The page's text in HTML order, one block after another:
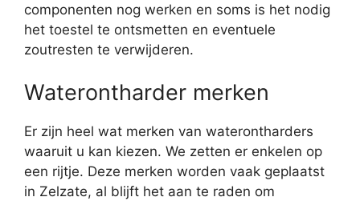
componenten nog werken en soms is het nodig
het toestel te ontsmetten en eventuele
zoutresten te verwijderen.
Waterontharder merken
Er zijn heel wat merken van waterontharders
waaruit u kan kiezen. We zetten er enkelen op
een rijtje. Deze merken worden vaak geplaatst
in Zelzate, al blijft het aan te raden om